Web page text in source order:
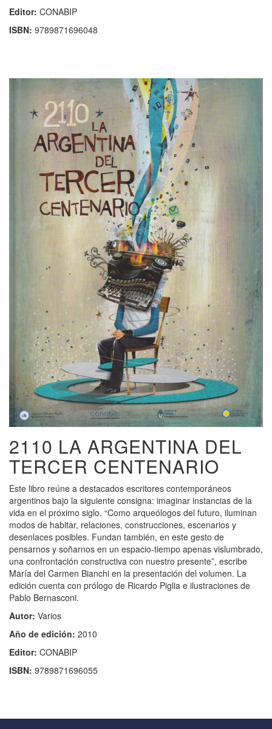
Editor: CONABIP
ISBN: 9789871696048
2110 LA ARGENTINA DEL
TERCER CENTENARIO
Este libro reúne a destacados escritores contemporáneos
argentinos bajo la siguiente consigna: imaginar instancias de la
vida en el próximo siglo. “Como arqueólogos del futuro, iluminan
modos de habitar, relaciones, construcciones, escenarios y
desenlaces posibles. Fundan también, en este gesto de
pensarnos y soñarnos en un espacio-tiempo apenas vislumbrado,
una confrontación constructiva con nuestro presente”, escribe
María del Carmen Bianchi en la presentación del volumen. La
edición cuenta con prólogo de Ricardo Piglia e ilustraciones de
Pablo Bernasconi.
Autor: Varios
Año de edición: 2010
Editor: CONABIP
ISBN: 9789871696055